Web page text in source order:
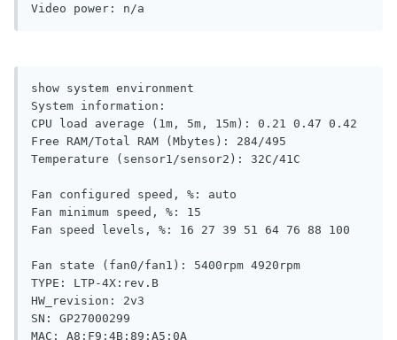
Video power: n/a
show system environment
System information:
CPU load average (1m, 5m, 15m): 0.21 0.47 0.42
Free RAM/Total RAM (Mbytes): 284/495
Temperature (sensor1/sensor2): 32C/41C
Fan configured speed, %: auto
Fan minimum speed, %: 15
Fan speed levels, %: 16 27 39 51 64 76 88 100
Fan state (fan0/fan1): 5400rpm 4920rpm
TYPE: LTP-4X:rev.B
HW_revision: 2v3
SN: GP27000299
MAC: A8:F9:4B:89:A5:0A